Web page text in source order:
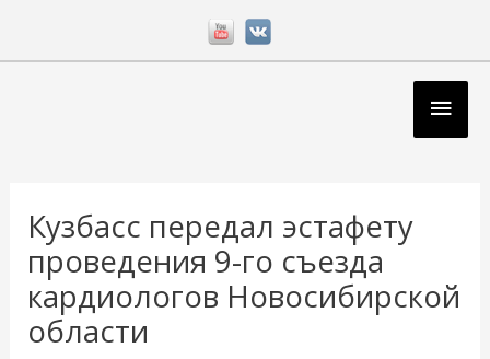
Кузбасс передал эстафету
проведения 9-го съезда
кардиологов Новосибирской
области
записям